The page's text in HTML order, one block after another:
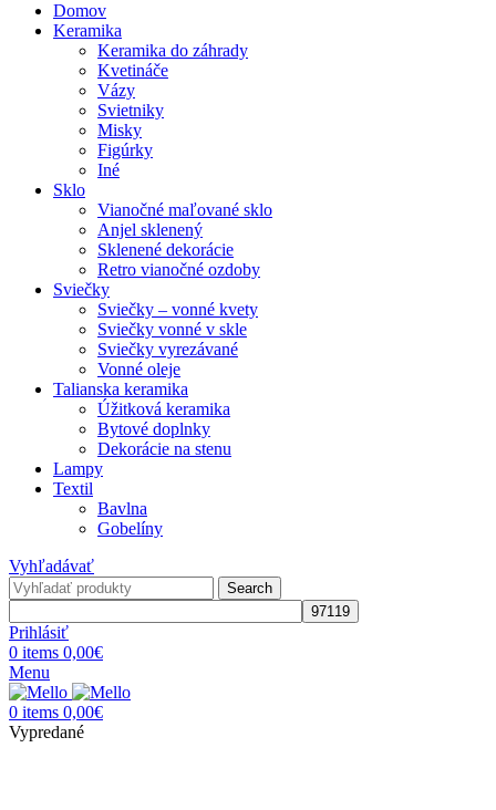
Domov
Keramika
Keramika do záhrady
Kvetináče
Vázy
Svietniky
Misky
Figúrky
Iné
Sklo
Vianočné maľované sklo
Anjel sklenený
Sklenené dekorácie
Retro vianočné ozdoby
Sviečky
Sviečky – vonné kvety
Sviečky vonné v skle
Sviečky vyrezávané
Vonné oleje
Talianska keramika
Úžitková keramika
Bytové doplnky
Dekorácie na stenu
Lampy
Textil
Bavlna
Gobelíny
Vyhľadávať
Search
Prihlásiť
0 items 0,00€
Menu
0 items 0,00€
Vypredané